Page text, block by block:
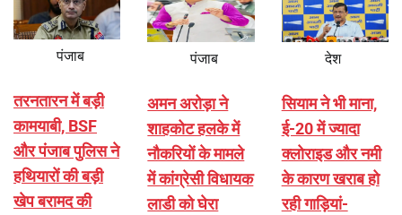
पंजाब
तरनतारन में बड़ी
कामयाबी, BSF
और पंजाब पुलिस ने
हथियारों की बड़ी
खेप बरामद की
पंजाब
अमन अरोड़ा ने
शाहकोट हलके में
नौकरियों के मामले
में कांग्रेसी विधायक
लाडी को घेरा
देश
सियाम ने भी माना,
ई-20 में ज्यादा
क्लोराइड और नमी
के कारण खराब हो
रही गाड़ियां-